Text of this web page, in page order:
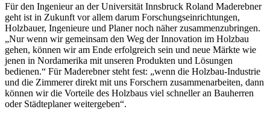
Für den Ingenieur an der Universität Innsbruck Roland Maderebner
geht ist in Zukunft vor allem darum Forschungseinrichtungen,
Holzbauer, Ingenieure und Planer noch näher zusammenzubringen.
„Nur wenn wir gemeinsam den Weg der Innovation im Holzbau
gehen, können wir am Ende erfolgreich sein und neue Märkte wie
jenen in Nordamerika mit unseren Produkten und Lösungen
bedienen.“ Für Maderebner steht fest: „wenn die Holzbau-Industrie
und die Zimmerer direkt mit uns Forschern zusammenarbeiten, dann
können wir die Vorteile des Holzbaus viel schneller an Bauherren
oder Städteplaner weitergeben“.